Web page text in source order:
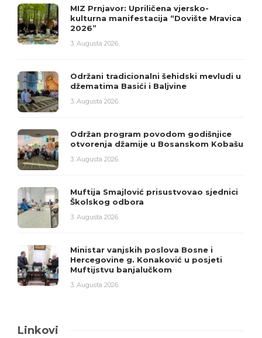
MIZ Prnjavor: Upriličena vjersko-
kulturna manifestacija “Dovište Mravica
2026”
3. Augusta 2026.
Održani tradicionalni šehidski mevludi u
džematima Basići i Baljvine
3. Augusta 2026.
Održan program povodom godišnjice
otvorenja džamije u Bosanskom Kobašu
3. Augusta 2026.
Muftija Smajlović prisustvovao sjednici
Školskog odbora
3. Augusta 2026.
Ministar vanjskih poslova Bosne i
Hercegovine g. Konaković u posjeti
Muftijstvu banjalučkom
3. Augusta 2026.
Linkovi